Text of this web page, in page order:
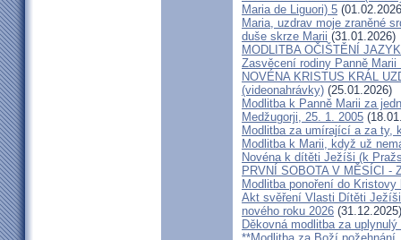
Maria de Liguori) 5
Maria, uzdrav moje zraněné
duše skrze Marii (31.01.2026)
MODLITBA OČIŠTĚNÍ
Zasvěcení rodiny Panně Marii
NOVÉNA KRISTUS KRÁL
(videonahrávky) (25.01.2026)
Modlitba k Panně Marii za
Medžugorji, 25. 1. 2005
Modlitba za umírající a za ty,
Modlitba k Marii, když už
Novéna k dítěti Ježíši (k
PRVNÍ SOBOTA V MĚSÍCI -
Modlitba ponoření do
Akt svěření Vlasti Dítěti
nového roku 2026 (31.12.2025)
Děkovná modlitba za uplynulý